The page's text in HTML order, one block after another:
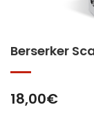
Berserker
18,00€